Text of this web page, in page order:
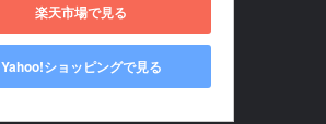
楽天市場で見る
Yahoo!ショッピングで見る